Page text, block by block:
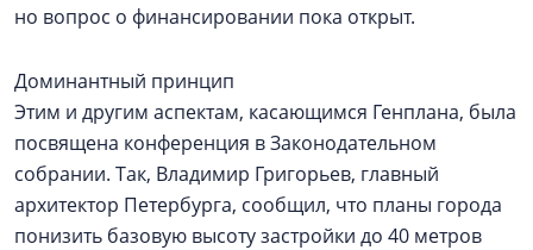
но вопрос о финансировании пока открыт.
Доминантный принцип
Этим и другим аспектам, касающимся Генплана, была
посвящена конференция в Законодательном
собрании. Так, Владимир Григорьев, главный
архитектор Петербурга, сообщил, что планы города
понизить базовую высоту застройки до 40 метров